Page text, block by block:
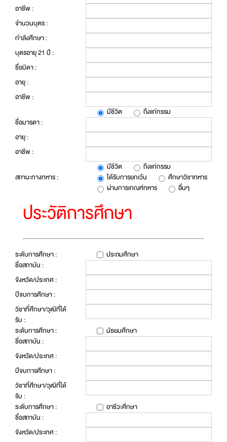
อาชีพ :
จำนวนบุตร :
กำลังศึกษา :
บุตรอายุ 21 ปี :
ชื่อบิดา :
อายุ :
อาชีพ :
มีชีวิต
ถึงแก่กรรม
ชื่อมารดา :
อายุ :
อาชีพ :
มีชีวิต
ถึงแก่กรรม
สถานะทางทหาร :
ได้รับการยกเว้น
ศึกษาวิชาทหาร
ผ่านการเกณฑ์ทหาร
อื่นๆ
ประวัติการศึกษา
ระดับการศึกษา :
ประถมศึกษา
ชื่อสถาบัน :
จังหวัด/ประเทศ :
ปีจบการศึกษา :
วิชาที่ศึกษา/วุฒิที่ได้
รับ :
ระดับการศึกษา :
มัธยมศึกษา
ชื่อสถาบัน :
จังหวัด/ประเทศ :
ปีจบการศึกษา :
วิชาที่ศึกษา/วุฒิที่ได้
รับ :
ระดับการศึกษา :
อาชีวะศึกษา
ชื่อสถาบัน :
จังหวัด/ประเทศ :